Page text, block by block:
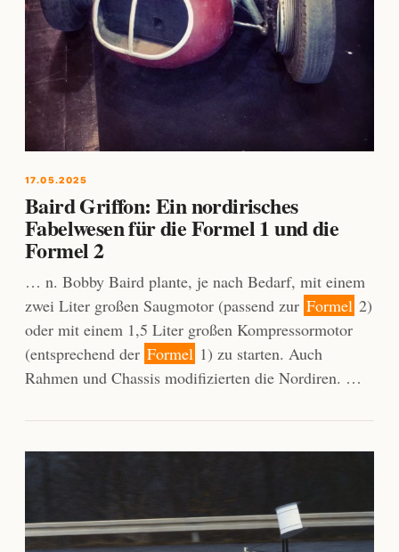
17.05.2025
Baird Griffon: Ein nordirisches
Fabelwesen für die Formel 1 und die
Formel 2
… n. Bobby Baird plante, je nach Bedarf, mit einem
zwei Liter großen Saugmotor (passend zur Formel 2)
oder mit einem 1,5 Liter großen Kompressormotor
(entsprechend der Formel 1) zu starten. Auch
Rahmen und Chassis modifizierten die Nordiren. …